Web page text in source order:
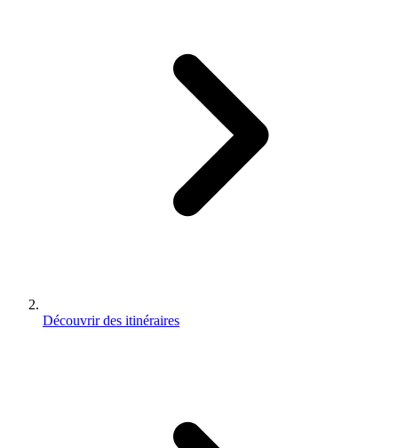
Découvrir des itinéraires